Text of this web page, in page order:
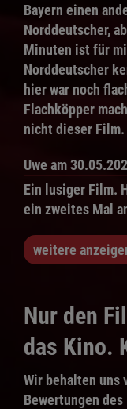
Bayern einen
Norddeutscher,
Minuten ist für
Norddeutscher
hier war noch
Flachköpper
nicht dieser Film.
Uwe am
Ein lusiger Film.
ein zweites Mal
weitere
Nur den
das Kino.
Wir behalten uns
Bewertungen